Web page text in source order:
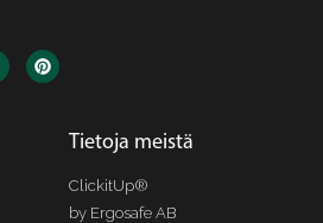
Tietoja meistä
ClickitUp®
by Ergosafe AB